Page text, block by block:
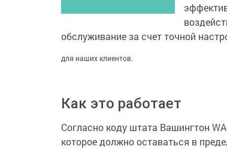
обслуживание за счет точной
для наших клиентов.
Как это работает
Согласно коду штата Вашингтон
которое должно оставаться в